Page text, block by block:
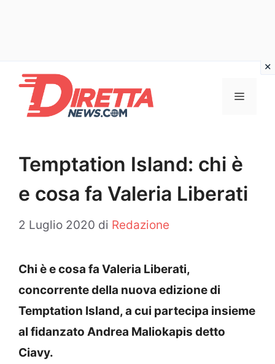
contenuto
Menu
Temptation Island: chi è
e cosa fa Valeria Liberati
2 Luglio 2020 di Redazione
Chi è e cosa fa Valeria Liberati,
concorrente della nuova edizione di
Temptation Island, a cui partecipa insieme
al fidanzato Andrea Maliokapis detto
Ciavy.